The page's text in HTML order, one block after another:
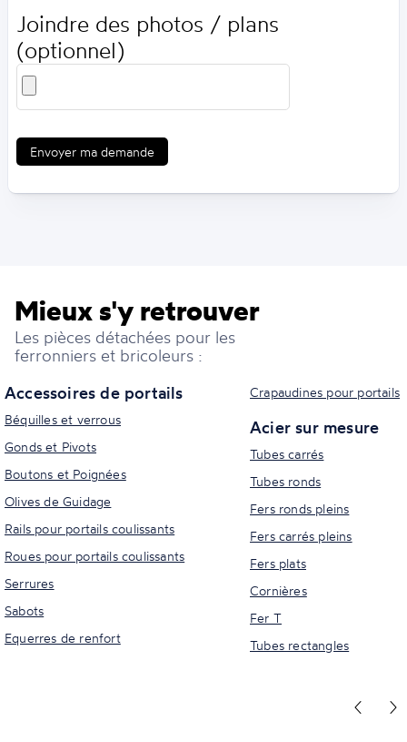
Joindre des photos / plans
(optionnel)
Envoyer ma demande
Mieux s'y retrouver
Les pièces détachées pour les
ferronniers et bricoleurs :
Accessoires de portails
Béquilles et verrous
Gonds et Pivots
Boutons et Poignées
Olives de Guidage
Rails pour portails coulissants
Roues pour portails coulissants
Serrures
Sabots
Equerres de renfort
Crapaudines pour portails
Acier sur mesure
Tubes carrés
Tubes ronds
Fers ronds pleins
Fers carrés pleins
Fers plats
Cornières
Fer T
Tubes rectangles